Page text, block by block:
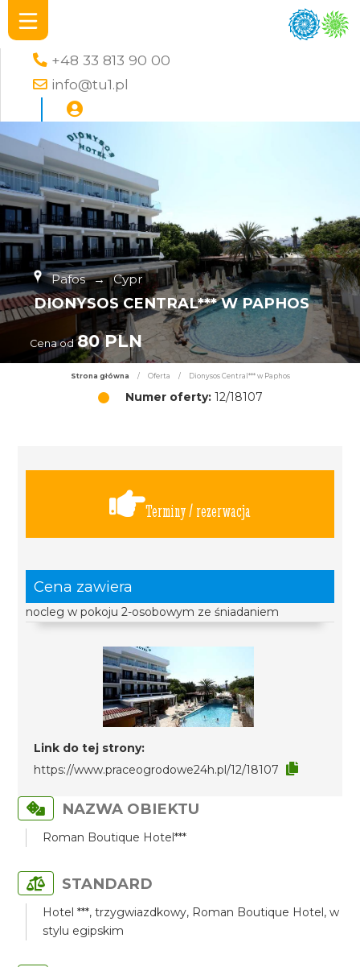
+48 33 813 90 00
info@tu1.pl
Pafos → Cypr
DIONYSOS CENTRAL*** W PAPHOS
Cena od 80 PLN
Strona główna / Oferta / Dionysos Central*** w Paphos
Numer oferty:12/18107
Terminy / rezerwacja
Cena zawiera
nocleg w pokoju 2-osobowym ze śniadaniem
Link do tej strony:
https://www.praceogrodowe24h.pl/12/18107
NAZWA OBIEKTU
Roman Boutique Hotel***
STANDARD
Hotel ***, trzygwiazdkowy, Roman Boutique Hotel, w
stylu egipskim